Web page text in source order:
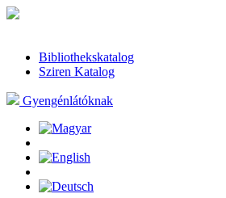
Bibliothekskatalog
Sziren Katalog
Gyengénlátóknak